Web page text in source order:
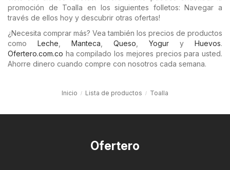
promoción de Toalla en los siguientes folletos: Navegar a
través de ellos hoy y descubrir otras ofertas!
¿Necesita comprar más? Vea también los precios de productos
como Leche Manteca Queso Yogur y Huevos.
Ofertero.com.co ha compilado los mejores precios para usted.
Ahorre dinero cuando compre con nosotros cada semana.
Inicio Lista de productos Toalla
Ofertero